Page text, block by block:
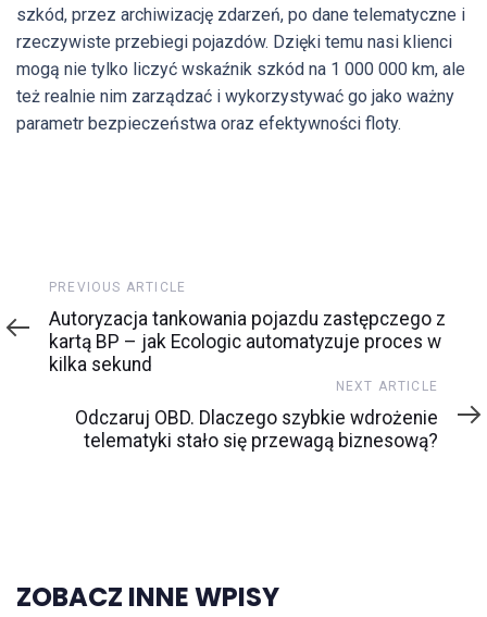
szkód, przez archiwizację zdarzeń, po dane telematyczne i
rzeczywiste przebiegi pojazdów. Dzięki temu nasi klienci
mogą nie tylko liczyć wskaźnik szkód na 1 000 000 km, ale
też realnie nim zarządzać i wykorzystywać go jako ważny
parametr bezpieczeństwa oraz efektywności floty.
Previous
Article
PREVIOUS ARTICLE
Autoryzacja tankowania pojazdu zastępczego z
kartą BP – jak Ecologic automatyzuje proces w
kilka sekund
NEXT ARTICLE
Odczaruj OBD. Dlaczego szybkie wdrożenie
telematyki stało się przewagą biznesową?
ZOBACZ INNE WPISY